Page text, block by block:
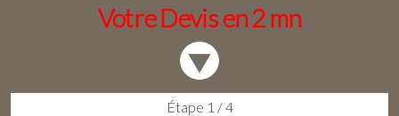
Votre Devis en 2 mn
Étape 1 / 4